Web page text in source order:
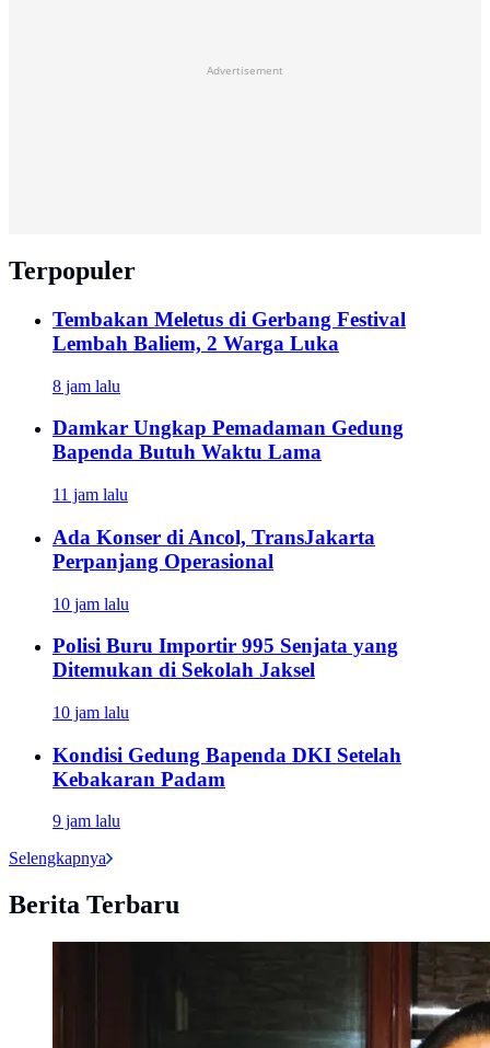
Advertisement
Terpopuler
Tembakan Meletus di Gerbang Festival
Lembah Baliem, 2 Warga Luka
8 jam lalu
Damkar Ungkap Pemadaman Gedung
Bapenda Butuh Waktu Lama
11 jam lalu
Ada Konser di Ancol, TransJakarta
Perpanjang Operasional
10 jam lalu
Polisi Buru Importir 995 Senjata yang
Ditemukan di Sekolah Jaksel
10 jam lalu
Kondisi Gedung Bapenda DKI Setelah
Kebakaran Padam
9 jam lalu
Selengkapnya
Berita Terbaru